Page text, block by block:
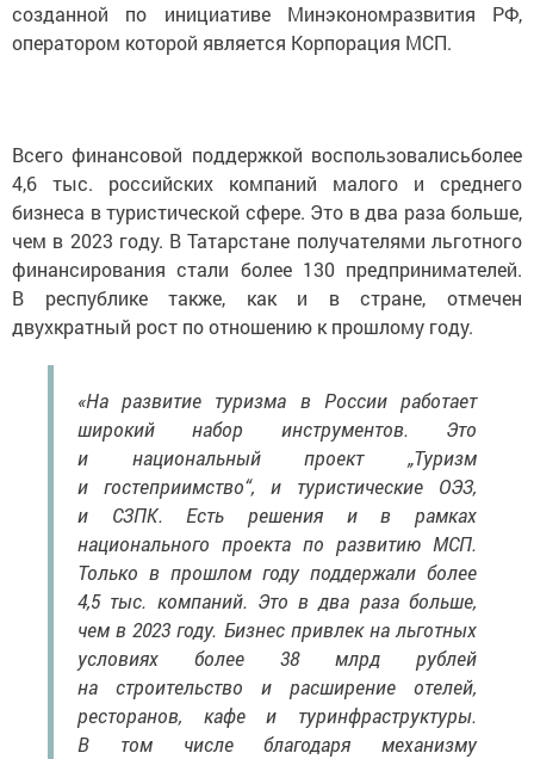
созданной по инициативе Минэкономразвития РФ,
оператором которой является Корпорация МСП.
Всего финансовой поддержкой воспользовалисьболее
4,6 тыс. российских компаний малого и среднего
бизнеса в туристической сфере. Это в два раза больше,
чем в 2023 году. В Татарстане получателями льготного
финансирования стали более 130 предпринимателей.
В республике также, как и в стране, отмечен
двухкратный рост по отношению к прошлому году.
«На развитие туризма в России работает
широкий набор инструментов. Это
и национальный проект „Туризм
и гостеприимство“, и туристические ОЭЗ,
и СЗПК. Есть решения и в рамках
национального проекта по развитию МСП.
Только в прошлом году поддержали более
4,5 тыс. компаний. Это в два раза больше,
чем в 2023 году. Бизнес привлек на льготных
условиях более 38 млрд рублей
на строительство и расширение отелей,
ресторанов, кафе и туринфраструктуры.
В том числе благодаря механизму